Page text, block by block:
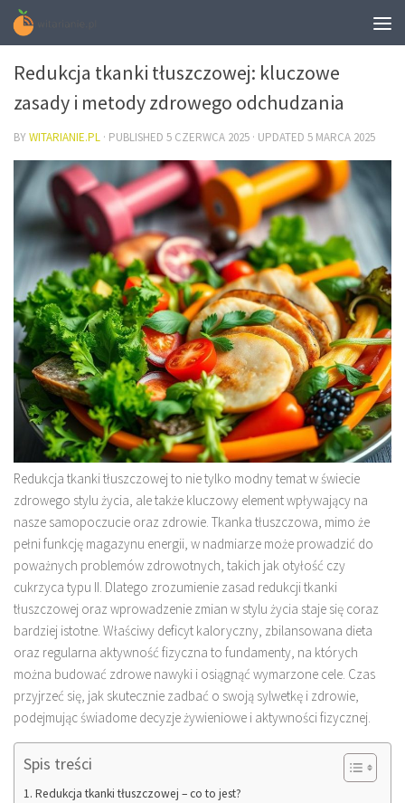
DIETA
Redukcja tkanki tłuszczowej: kluczowe
zasady i metody zdrowego odchudzania
BYWITARIANIE.PL · PUBLISHED 5 CZERWCA 2025 · UPDATED 5 MARCA 2025
Redukcja tkanki tłuszczowej to nie tylko modny temat w świecie
zdrowego stylu życia, ale także kluczowy element wpływający na
nasze samopoczucie oraz zdrowie. Tkanka tłuszczowa, mimo że
pełni funkcję magazynu energii, w nadmiarze może prowadzić do
poważnych problemów zdrowotnych, takich jak otyłość czy
cukrzyca typu II. Dlatego zrozumienie zasad redukcji tkanki
tłuszczowej oraz wprowadzenie zmian w stylu życia staje się coraz
bardziej istotne. Właściwy deficyt kaloryczny, zbilansowana dieta
oraz regularna aktywność fizyczna to fundamenty, na których
można budować zdrowe nawyki i osiągnąć wymarzone cele. Czas
przyjrzeć się, jak skutecznie zadbać o swoją sylwetkę i zdrowie,
podejmując świadome decyzje żywieniowe i aktywności fizycznej.
Spis treści
Redukcja tkanki tłuszczowej – co to jest?